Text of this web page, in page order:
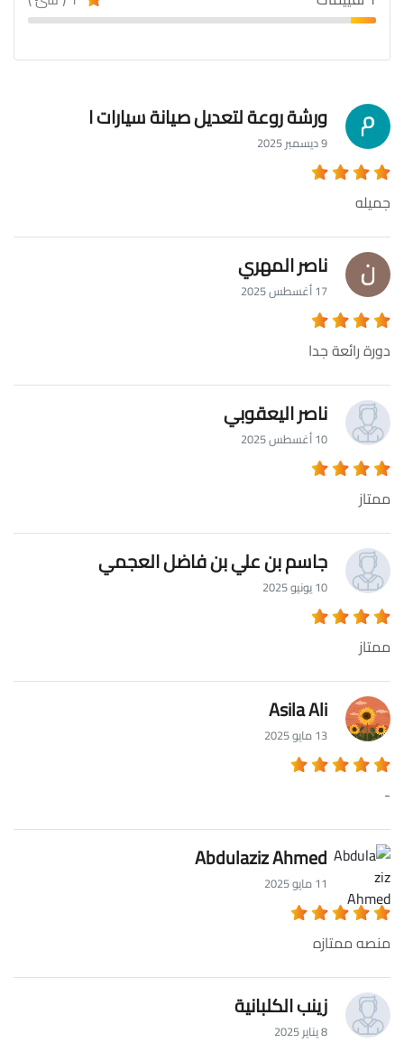
ورشة روعة لتعديل صيانة سيارات ا
9 ديسمبر 2025
جميله
ناصر المهري
17 أغسطس 2025
دورة رائعة جدا
ناصر اليعقوبي
10 أغسطس 2025
ممتاز
جاسم بن علي بن فاضل العجمي
10 يونيو 2025
ممتاز
Asila Ali
13 مايو 2025
-
Abdulaziz Ahmed
11 مايو 2025
منصه ممتازه
زينب الكلبانية
8 يناير 2025